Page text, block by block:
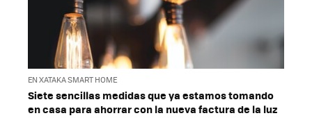
EN XATAKA SMART HOME
Siete sencillas medidas que ya estamos tomando
en casa para ahorrar con la nueva factura de la luz